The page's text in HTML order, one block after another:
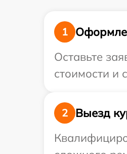
1
Оставьте
стоимости и
2
Выезд